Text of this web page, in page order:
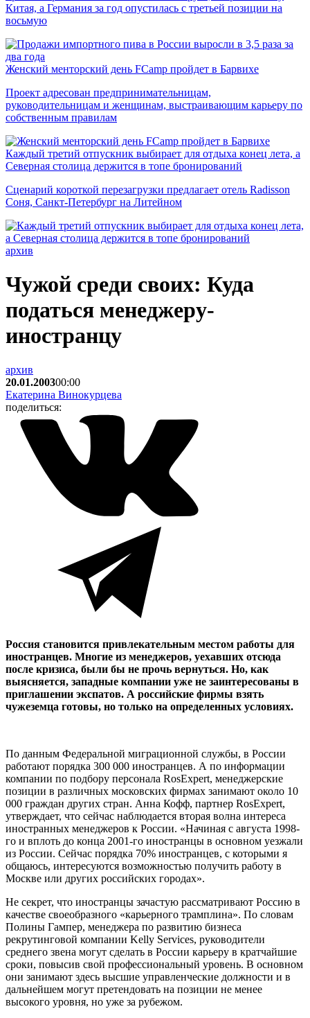
Китая, а Германия за год опустилась с третьей позиции на
восьмую
Женский менторский день FCamp пройдет в Барвихе
Проект адресован предпринимательницам,
руководительницам и женщинам, выстраивающим карьеру по
собственным правилам
Каждый третий отпускник выбирает для отдыха конец лета, а
Северная столица держится в топе бронирований
Сценарий короткой перезагрузки предлагает отель Radisson
Соня, Санкт-Петербург на Литейном
архив
Чужой среди своих: Куда
податься менеджеру-
иностранцу
архив
20.01.200300:00
Екатерина Винокурцева
поделиться:
Россия становится привлекательным местом работы для
иностранцев. Многие из менеджеров, уехавших отсюда
после кризиса, были бы не прочь вернуться. Но, как
выясняется, западные компании уже не заинтересованы в
приглашении экспатов. А российские фирмы взять
чужеземца готовы, но только на определенных условиях.
По данным Федеральной миграционной службы, в России
работают порядка 300 000 иностранцев. А по информации
компании по подбору персонала RosExpert, менеджерские
позиции в различных московских фирмах занимают около 10
000 граждан других стран. Анна Кофф, партнер RosExpert,
утверждает, что сейчас наблюдается вторая волна интереса
иностранных менеджеров к России. «Начиная с августа 1998-
го и вплоть до конца 2001-го иностранцы в основном уезжали
из России. Сейчас порядка 70% иностранцев, с которыми я
общаюсь, интересуются возможностью получить работу в
Москве или других российских городах».
Не секрет, что иностранцы зачастую рассматривают Россию в
качестве своеобразного «карьерного трамплина». По словам
Полины Гампер, менеджера по развитию бизнеса
рекрутинговой компании Kelly Services, руководители
среднего звена могут сделать в России карьеру в кратчайшие
сроки, повысив свой профессиональный уровень. В основном
они занимают здесь высшие управленческие должности и в
дальнейшем могут претендовать на позиции не менее
высокого уровня, но уже за рубежом.